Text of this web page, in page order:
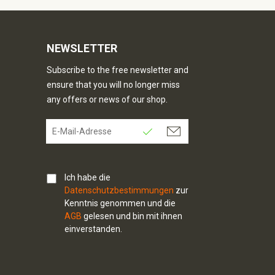
NEWSLETTER
Subscribe to the free newsletter and
ensure that you will no longer miss
any offers or news of our shop.
Ich habe die
Datenschutzbestimmungen zur
Kenntnis genommen und die
AGB gelesen und bin mit ihnen
einverstanden.